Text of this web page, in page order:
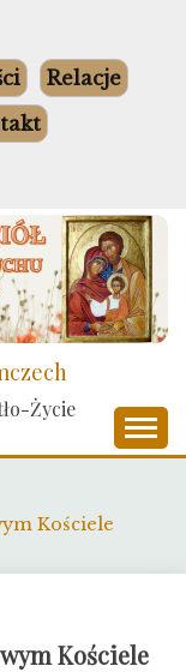
Relacje
Życie
Kościele
Kościele